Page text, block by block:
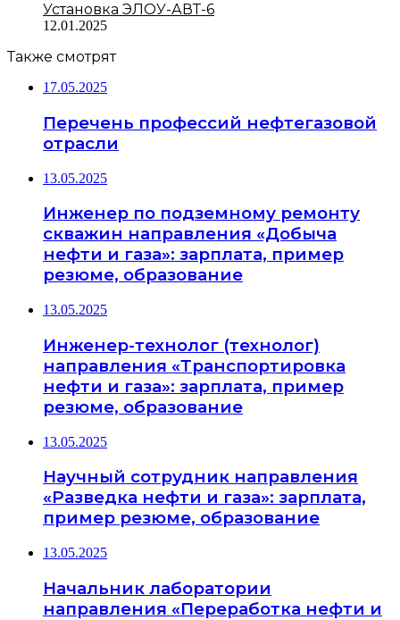
Установка ЭЛОУ-АВТ-6
12.01.2025
Также смотрят
17.05.2025
Перечень профессий нефтегазовой
отрасли
13.05.2025
Инженер по подземному ремонту
скважин направления «Добыча
нефти и газа»: зарплата, пример
резюме, образование
13.05.2025
Инженер-технолог (технолог)
направления «Транспортировка
нефти и газа»: зарплата, пример
резюме, образование
13.05.2025
Научный сотрудник направления
«Разведка нефти и газа»: зарплата,
пример резюме, образование
13.05.2025
Начальник лаборатории
направления «Переработка нефти и